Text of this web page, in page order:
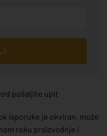
pošaljite upit
isporuke je okviran, može
roku proizvodnje i